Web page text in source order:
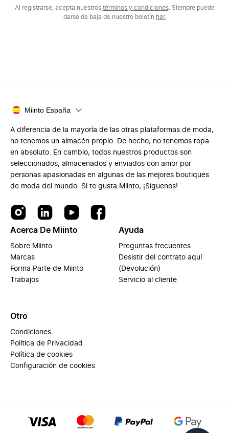
Al registrarse, acepta nuestros términos y condiciones. Siempre puede
darse de baja de nuestro boletín her.
Miinto España
A diferencia de la mayoría de las otras plataformas de moda,
no tenemos un almacén propio. De hecho, no tenemos ropa
en absoluto. En cambio, todos nuestros productos son
seleccionados, almacenados y enviados con amor por
personas apasionadas en algunas de las mejores boutiques
de moda del mundo. Si te gusta Miinto, ¡Síguenos!
Acerca De Miinto
Sobre Miinto
Marcas
Forma Parte de Miinto
Trabajos
Ayuda
Preguntas frecuentes
Desistir del contrato aquí
(Devolución)
Servicio al cliente
Otro
Condiciones
Política de Privacidad
Política de cookies
Configuración de cookies